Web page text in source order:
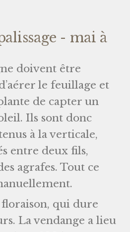
- mai à
doivent être
le feuillage et
de capter un
Ils sont donc
à la verticale,
entre deux fils,
agrafes. Tout ce
qui dure
La vendange a lieu